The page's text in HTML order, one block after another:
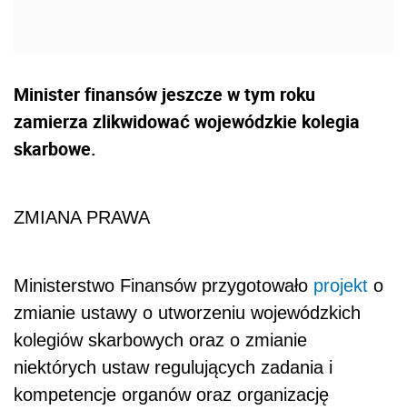
Minister finansów jeszcze w tym roku
zamierza zlikwidować wojewódzkie kolegia
skarbowe.
ZMIANA PRAWA
Ministerstwo Finansów przygotowało projekt o
zmianie ustawy o utworzeniu wojewódzkich
kolegiów skarbowych oraz o zmianie
niektórych ustaw regulujących zadania i
kompetencje organów oraz organizację